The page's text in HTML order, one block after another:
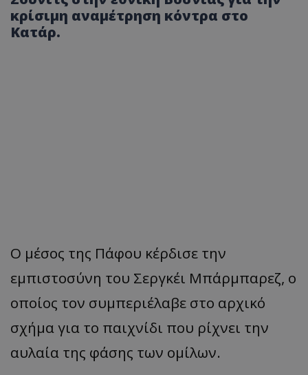
κρίσιμη αναμέτρηση κόντρα στο
Κατάρ.
Ο μέσος της Πάφου κέρδισε την
εμπιστοσύνη του Σεργκέι Μπάρμπαρεζ, ο
οποίος τον συμπεριέλαβε στο αρχικό
σχήμα για το παιχνίδι που ρίχνει την
αυλαία της φάσης των ομίλων.